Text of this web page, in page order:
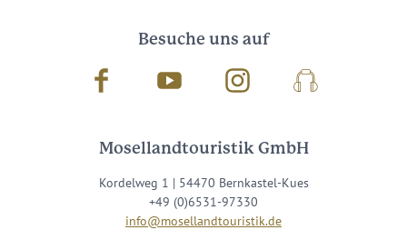
Besuche uns auf
Facebook Youtube InstagramPodcast
Mosellandtouristik GmbH
Kordelweg 1 | 54470 Bernkastel-Kues
+49 (0)6531-97330
info@mosellandtouristik.de